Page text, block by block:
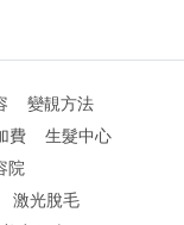
變靚方法
費
生髮中心
院
激光脫毛